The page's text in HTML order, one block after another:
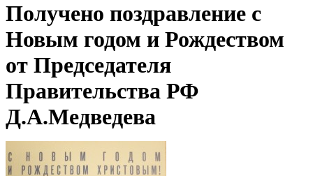
Получено поздравление с
Новым годом и Рождеством
от Председателя
Правительства РФ
Д.А.Медведева